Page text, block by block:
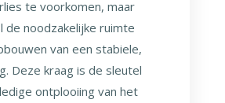
te voorkomen, maar
de noodzakelijke ruimte
van een stabiele,
Deze kraag is de sleutel
ontplooiing van het